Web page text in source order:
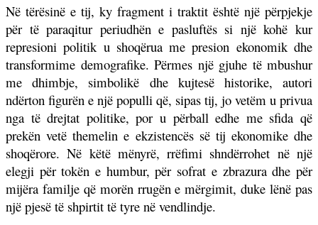
Në tërësinë e tij, ky fragment i traktit është një përpjekje
për të paraqitur periudhën e pasluftës si një kohë kur
represioni politik u shoqërua me presion ekonomik dhe
transformime demografike. Përmes një gjuhe të mbushur
me dhimbje, simbolikë dhe kujtesë historike, autori
ndërton figurën e një populli që, sipas tij, jo vetëm u privua
nga të drejtat politike, por u përball edhe me sfida që
prekën vetë themelin e ekzistencës së tij ekonomike dhe
shoqërore. Në këtë mënyrë, rrëfimi shndërrohet në një
elegji për tokën e humbur, për sofrat e zbrazura dhe për
mijëra familje që morën rrugën e mërgimit, duke lënë pas
një pjesë të shpirtit të tyre në vendlindje.